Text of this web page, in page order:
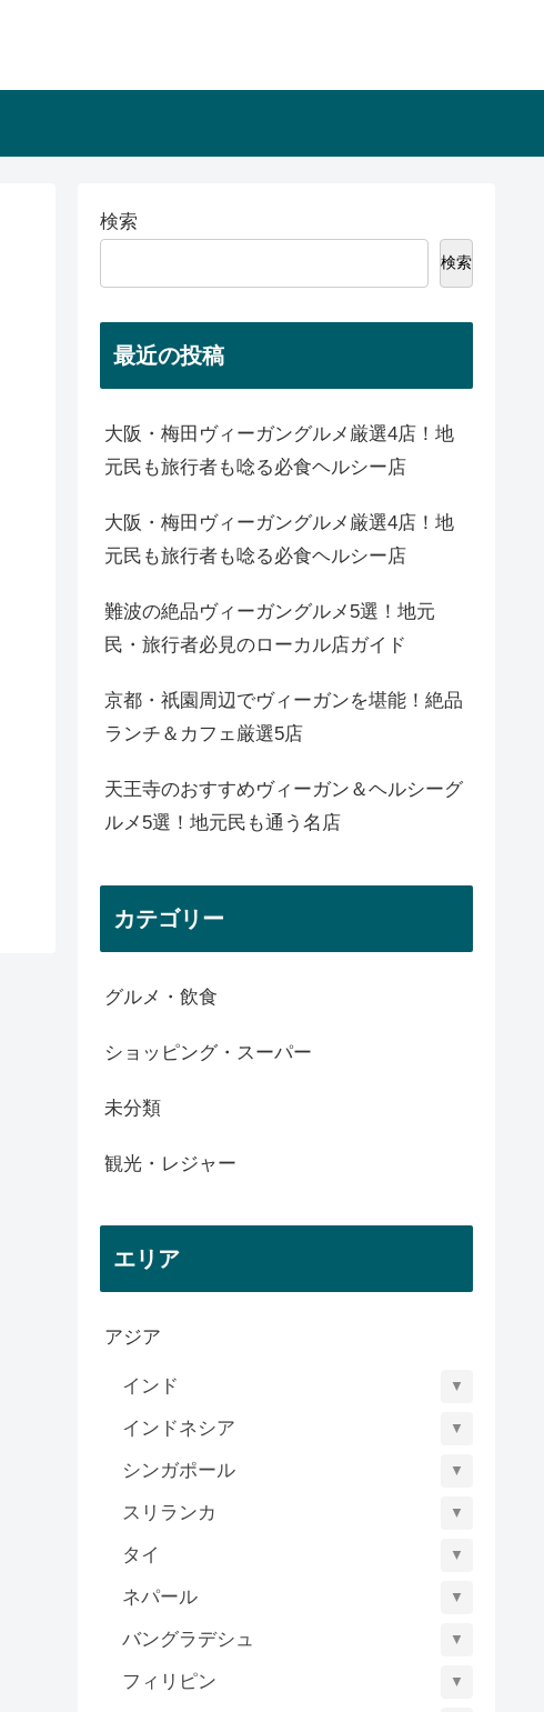
検索
検索
最近の投稿
大阪・梅田ヴィーガングルメ厳選4店！地
元民も旅行者も唸る必食ヘルシー店
大阪・梅田ヴィーガングルメ厳選4店！地
元民も旅行者も唸る必食ヘルシー店
難波の絶品ヴィーガングルメ5選！地元
民・旅行者必見のローカル店ガイド
京都・祇園周辺でヴィーガンを堪能！絶品
ランチ＆カフェ厳選5店
天王寺のおすすめヴィーガン＆ヘルシーグ
ルメ5選！地元民も通う名店
カテゴリー
グルメ・飲食
ショッピング・スーパー
未分類
観光・レジャー
エリア
アジア
インド ▼
インドネシア ▼
シンガポール ▼
スリランカ ▼
タイ ▼
ネパール ▼
バングラデシュ ▼
フィリピン ▼